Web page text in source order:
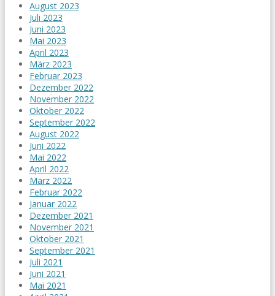
August 2023
Juli 2023
Juni 2023
Mai 2023
April 2023
März 2023
Februar 2023
Dezember 2022
November 2022
Oktober 2022
September 2022
August 2022
Juni 2022
Mai 2022
April 2022
März 2022
Februar 2022
Januar 2022
Dezember 2021
November 2021
Oktober 2021
September 2021
Juli 2021
Juni 2021
Mai 2021